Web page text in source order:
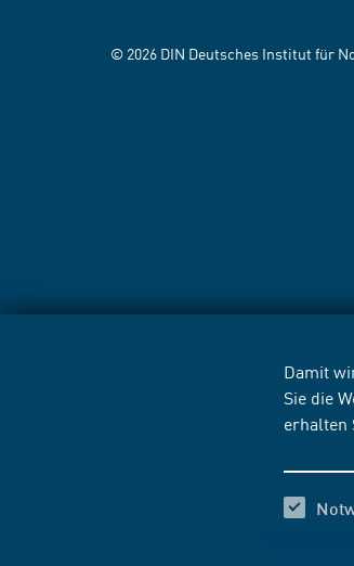
Damit
Sie die
erhalten
© 2026 DIN Deutsches Institut für